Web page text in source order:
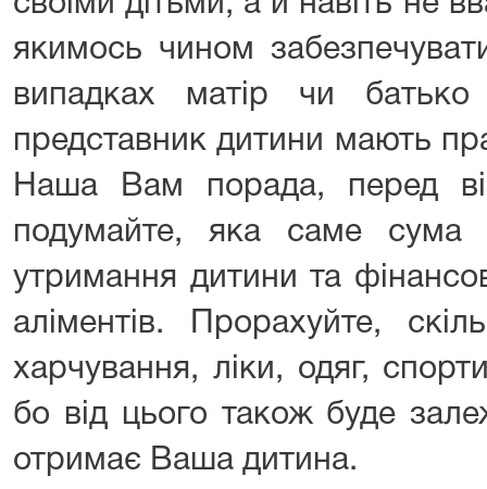
якимось чином
випадках матір чи
представник дитини мають
Наша Вам порада, перед
подумайте, яка саме сума
утримання дитини та
аліментів. Прорахуйте,
харчування, ліки, одяг,
бо від цього також буде
отримає Ваша дитина.